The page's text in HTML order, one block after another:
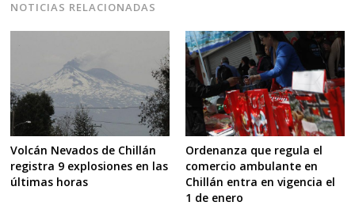
NOTICIAS RELACIONADAS
Volcán Nevados de Chillán
registra 9 explosiones en las
últimas horas
Ordenanza que regula el
comercio ambulante en
Chillán entra en vigencia el
1 de enero